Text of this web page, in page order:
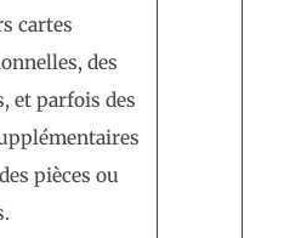
cartes
des
et parfois des
pièces ou